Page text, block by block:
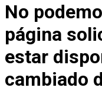
No
página
estar
cambiado